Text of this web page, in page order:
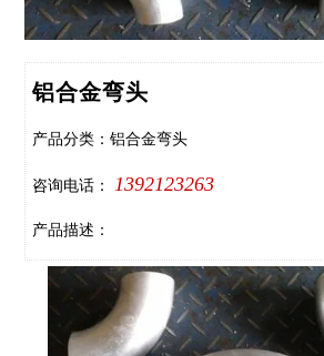
铝合金弯头
产品分类：铝合金弯头
咨询电话： 1392123263
产品描述：